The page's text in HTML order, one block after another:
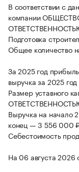
В соответствии с
компании
Подготовка
Общее количество
За 2025 год
выручка за 2025
Размер уставного
Выручка на начало
конец — 3 556 000
Себестоимость
На 06 августа 2026